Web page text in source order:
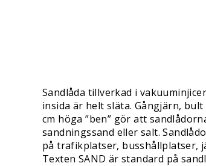
Sandlåda tillverkad i
insida är helt släta. Gångjärn,
cm höga ”ben” gör att
sandningssand eller salt.
på trafikplatser, busshållplatser,
Texten SAND är standard på